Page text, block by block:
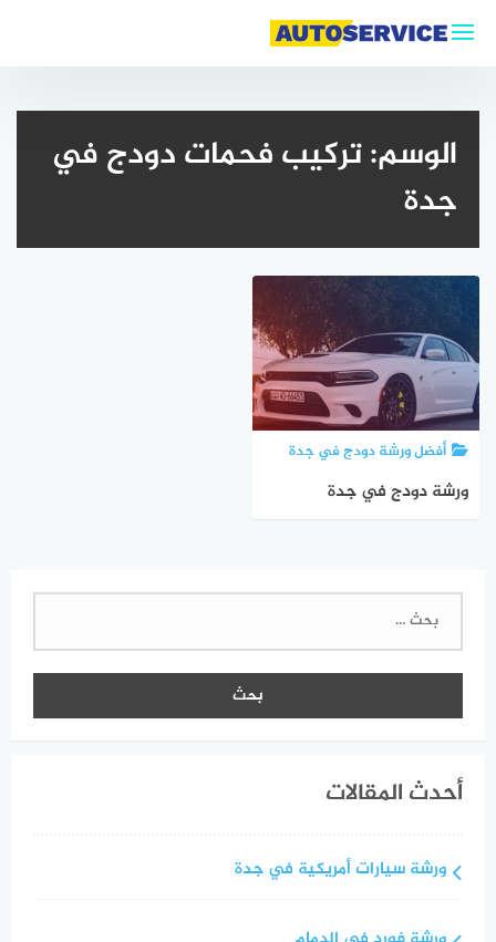
إلى
الوسم:تركيب فحمات دودج في
جدة
أفضل ورشة دودج في جدة
ورشة دودج في جدة
أحدث المقالات
ورشة سيارات أمريكية في جدة